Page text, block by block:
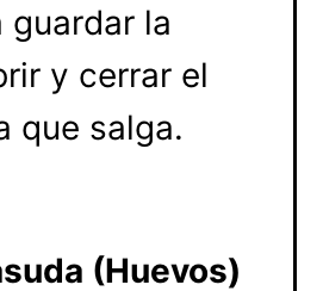
guardar la
y cerrar el
que salga.
(Huevos)